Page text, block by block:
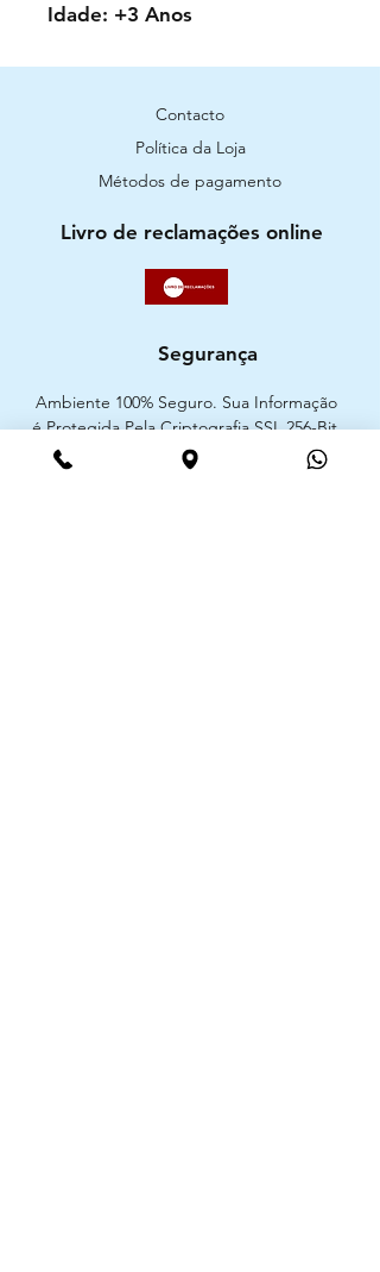
Idade: +3 Anos
Contacto
Política da Loja
Métodos de pagamento
Livro de reclamações online
Segurança
Ambiente 100% Seguro. Sua Informação
é Protegida Pela Criptografia SSL 256-Bit.